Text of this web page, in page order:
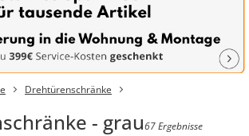
Drehtürenschränke
- grau67 Ergebnisse